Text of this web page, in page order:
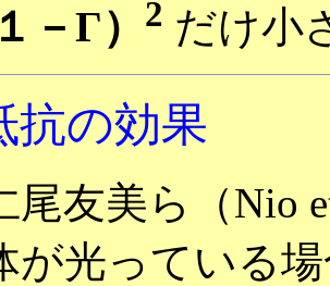
－Γ） 2 だけ小
抗の効果
尾友美ら（Nio
が光っている